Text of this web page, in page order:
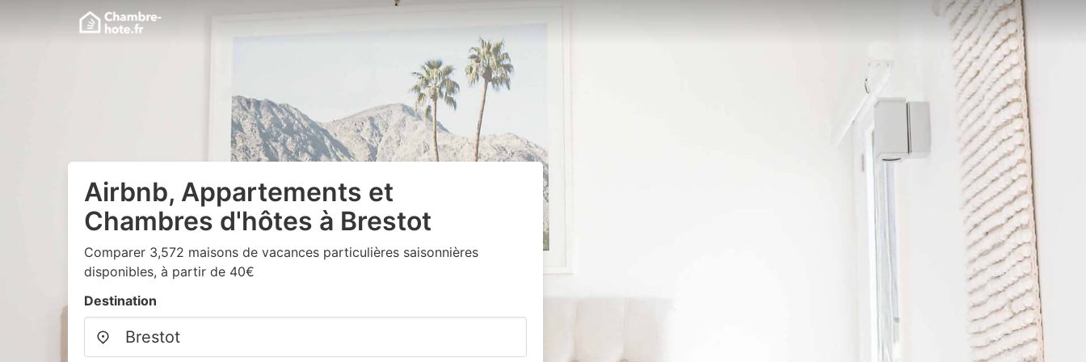
Airbnb, Appartements et
Chambres d'hôtes à Brestot
Comparer 3,572 maisons de vacances particulières saisonnières
disponibles, à partir de 40€
Destination